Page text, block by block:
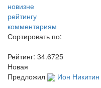
новизне
рейтингу
комментариям
Сортировать по:
Рейтинг: 34.6725
Новая
Предложил
Ион Никитин